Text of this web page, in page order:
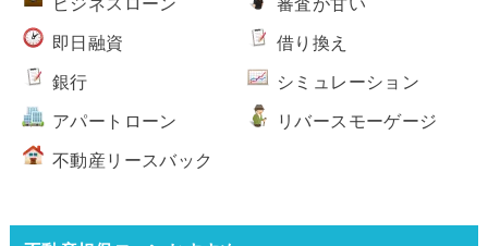
ビジネスローン 審査が甘い
即日融資 借り換え
銀行 シミュレーション
アパートローン リバースモーゲージ
不動産リースバック